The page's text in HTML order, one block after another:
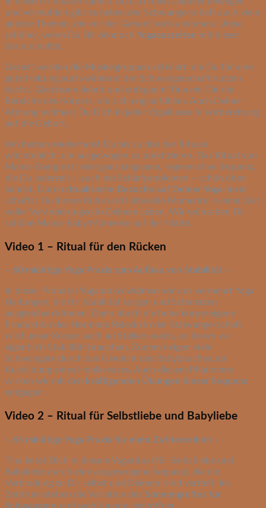
und vermutlich gibt es neben der Schwangerschaft auch viele
andere Themen, die vor der Geburt noch anstehen. Umso
schöner, wenn Du Dir dennoch Yogaauszeiten mit dieser
Serie schaffst.
Gezielt werden die Muskelgruppen aktiviert, die Du für eine
gute Haltung auch während der Schwangerschaft nutzen
darfst. Gleichsam dehnt und entspannt Tina mit Dir die
Bereiche des Körpers, die sich eng anfühlen. Auch Deiner
Atmung widmest Du Dich in jeder Yogaklasse in Vorbereitung
auf die Geburt.
Am besten wiederholst Du bis zu drei der Rituale
wöchtenlich, um ausgewogen zu praktizieren. Das Ritual von
Mama-Energie ist eine ganz langsame, regenerative Sequenz,
die Du jederzeit – auch bei Schlafproblemen – schön üben
kannst. Durch ritualisierte Besuche auf Deiner Yoga-Insel
schaffst Du innere Ruhe und liebevolle Momente in einer Zeit
voller Veränderungen in Deinem Leben. Wir wünschen Dir
schöne Mama-Baby Momente auf der Matte.
Video 1 – Ritual für den Rücken
– 60 minütige Yoga Praxis zum Aufbau von Stabilität –
In dieser Pränatal Yogapraxis widmen wir uns vermehrt Yoga
Haltungen, die für Stabilität sorgen und Schmerzen
ausgleichen können. Denn durch die hohe körpereigene
Produktion des Hormons Relaxin in der Schwangerschaft
wird unser Körper auch an Stellen weich, an denen wir
eigentlich Stabilität brauchen. Zudem neigen viele
Schwangere durch das Gewicht des Babybauches zur
Ausbildung eines Hohlkreuzes. Auch diesem Phänomen
wirken wir mit den kräftigenden Übungen dieser Sequenz
entgegen.
Video 2 – Ritual für Selbstliebe und Babyliebe
– 65 minütige Yoga Praxis für mehr Zufriedenheit –
Tina leitet Dich in diesem Yogaritual für Selbstliebe und
Babyliebe durch eine ausgewogene Sequenz, die die
Verbindung zu Dir selbst und Deinem Kind vertieft. Im
Zentrum stehen die Variation des Sonnengrußes für
Schwangere und wohltuende Herzöffner.